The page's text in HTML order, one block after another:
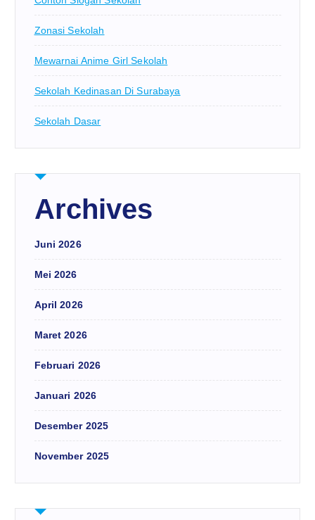
Zonasi Sekolah
Mewarnai Anime Girl Sekolah
Sekolah Kedinasan Di Surabaya
Sekolah Dasar
Archives
Juni 2026
Mei 2026
April 2026
Maret 2026
Februari 2026
Januari 2026
Desember 2025
November 2025